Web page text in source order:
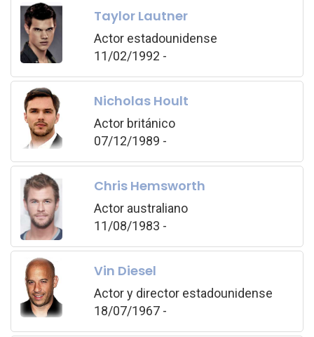
Taylor Lautner
Actor estadounidense
11/02/1992 -
Nicholas Hoult
Actor británico
07/12/1989 -
Chris Hemsworth
Actor australiano
11/08/1983 -
Vin Diesel
Actor y director estadounidense
18/07/1967 -